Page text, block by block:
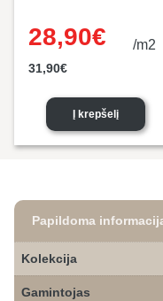
31,90€
Original
price was:
31,90€.
28,90€
Current
price is:
28,90€.
/m2
Į krepšelį
Papildoma
Kolekcija
Gamintojas